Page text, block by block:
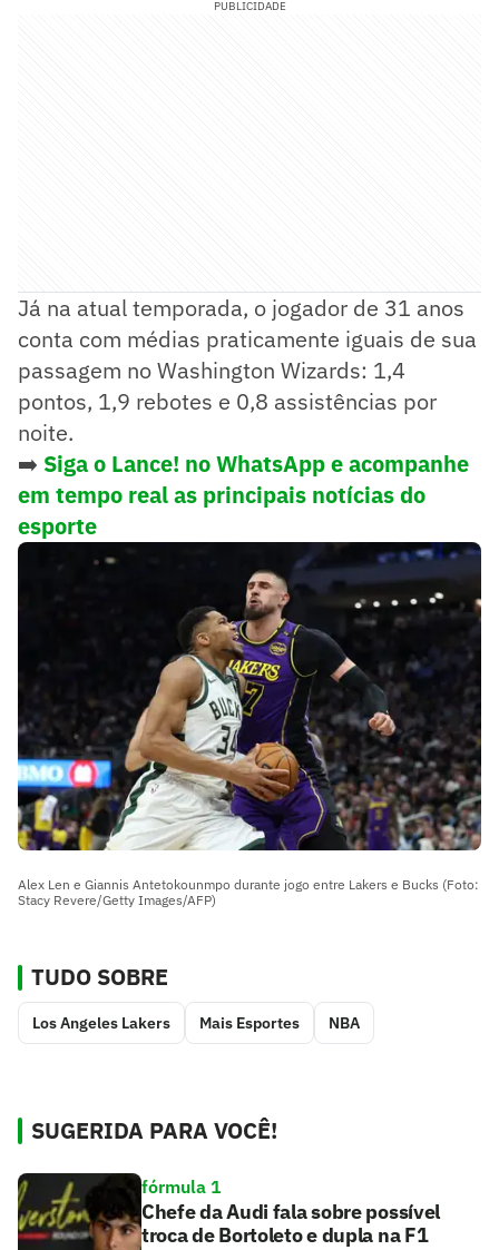
PUBLICIDADE
Já na atual temporada, o jogador de 31 anos
conta com médias praticamente iguais de sua
passagem no Washington Wizards: 1,4
pontos, 1,9 rebotes e 0,8 assistências por
noite.
➡️ Siga o Lance! no WhatsApp e acompanhe
em tempo real as principais notícias do
esporte
Alex Len e Giannis Antetokounmpo durante jogo entre Lakers e Bucks (Foto:
Stacy Revere/Getty Images/AFP)
TUDO SOBRE
Los Angeles Lakers Mais Esportes NBA
SUGERIDA PARA VOCÊ!
fórmula 1
Chefe da Audi fala sobre possível
troca de Bortoleto e dupla na F1